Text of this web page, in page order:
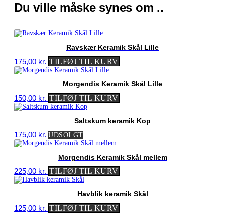
var:
er:
Du ville måske synes om ..
Ravskær Keramik Skål Lille
175,00 kr. TILFØJ TIL KURV
Morgendis Keramik Skål Lille
150,00 kr. TILFØJ TIL KURV
Saltskum keramik Kop
175,00 kr. UDSOLGT
Morgendis Keramik Skål mellem
225,00 kr. TILFØJ TIL KURV
Havblik keramik Skål
125,00 kr. TILFØJ TIL KURV